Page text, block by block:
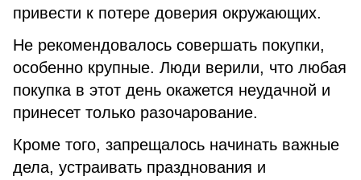
привести к потере доверия окружающих.
Не рекомендовалось совершать покупки,
особенно крупные. Люди верили, что любая
покупка в этот день окажется неудачной и
принесет только разочарование.
Кроме того, запрещалось начинать важные
дела, устраивать празднования и